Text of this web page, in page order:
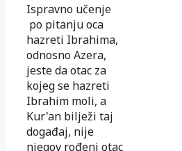
Ispravno učenje
po pitanju oca
hazreti Ibrahima,
odnosno Azera,
jeste da otac za
kojeg se hazreti
Ibrahim moli, a
Kur'an bilježi taj
događaj, nije
njegov rođeni otac